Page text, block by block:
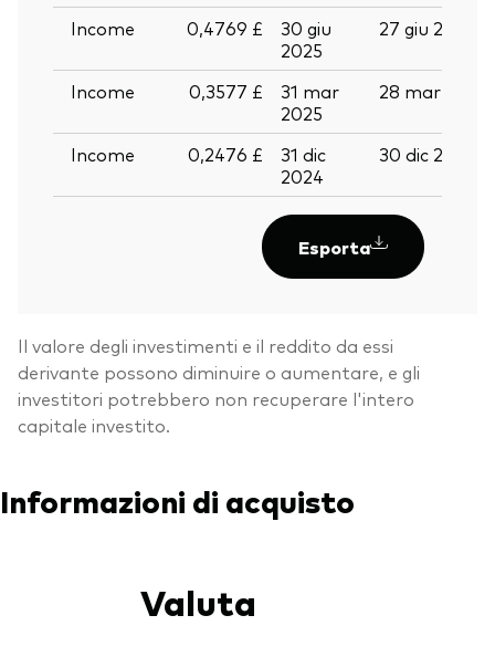
Income 0,4769 £
30 giu
2025
27 giu 2025
Income 0,3577 £
31 mar
2025
28 mar 2025
Income 0,2476 £
31 dic
2024
30 dic 2024
Esporta
Il valore degli investimenti e il reddito da essi
derivante possono diminuire o aumentare, e gli
investitori potrebbero non recuperare l'intero
capitale investito.
Informazioni di acquisto
Valuta